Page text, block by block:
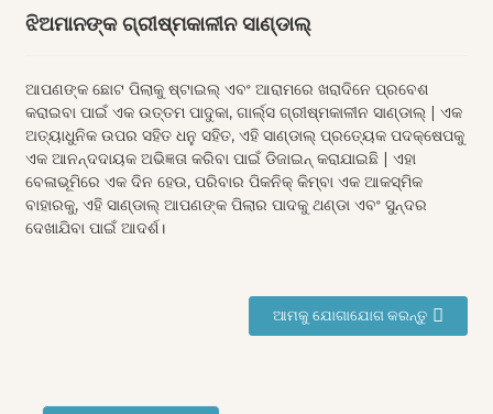
ଝିଅମାନଙ୍କ ଗ୍ରୀଷ୍ମକାଳୀନ ସାଣ୍ଡାଲ୍
ଆପଣଙ୍କ ଛୋଟ ପିଲାକୁ ଷ୍ଟାଇଲ୍ ଏବଂ ଆରାମରେ ଖରାଦିନେ ପ୍ରବେଶ
କରାଇବା ପାଇଁ ଏକ ଉତ୍ତମ ପାଦୁକା, ଗାର୍ଲ୍ସ ଗ୍ରୀଷ୍ମକାଳୀନ ସାଣ୍ଡାଲ୍ | ଏକ
ଅତ୍ୟାଧୁନିକ ଉପର ସହିତ ଧନୁ ସହିତ, ଏହି ସାଣ୍ଡାଲ୍ ପ୍ରତ୍ୟେକ ପଦକ୍ଷେପକୁ
ଏକ ଆନନ୍ଦଦାୟକ ଅଭିଜ୍ଞତା କରିବା ପାଇଁ ଡିଜାଇନ୍ କରାଯାଇଛି | ଏହା
ବେଳାଭୂମିରେ ଏକ ଦିନ ହେଉ, ପରିବାର ପିକନିକ୍ କିମ୍ବା ଏକ ଆକସ୍ମିକ
ବାହାରକୁ, ଏହି ସାଣ୍ଡାଲ୍ ଆପଣଙ୍କ ପିଲାର ପାଦକୁ ଥଣ୍ଡା ଏବଂ ସୁନ୍ଦର
ଦେଖାଯିବା ପାଇଁ ଆଦର୍ଶ।
ଆମକୁ ଯୋଗାଯୋଗ କରନ୍ତୁ